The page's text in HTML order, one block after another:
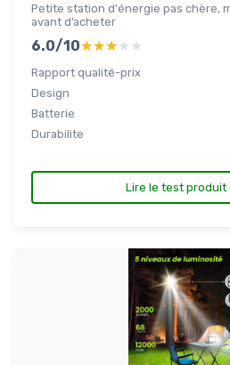
Petite station d'énergie pas chère,
avant d’acheter
6.0/10★★★★★
★★★★★
Rapport qualité-prix
Design
Batterie
Durabilite
Lire le test produit